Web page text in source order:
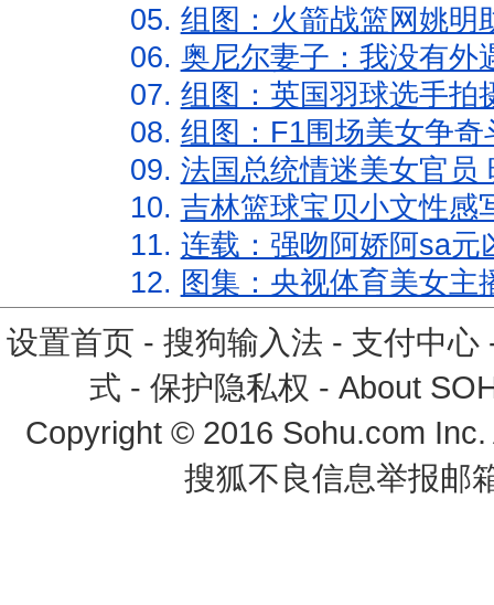
05. 组图：火箭战篮网姚明
06. 奥尼尔妻子：我没有外
07. 组图：英国羽球选手拍
08. 组图：F1围场美女争
09. 法国总统情迷美女官员
10. 吉林篮球宝贝小文性感
11. 连载：强吻阿娇阿sa元
12. 图集：央视体育美女主
设置首页 - 搜狗输入法 - 支付中心
式 - 保护隐私权 - About
Copyright © 2016 Sohu.com
搜狐不良信息举报邮